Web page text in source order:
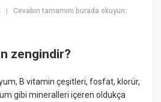
|Cevabın tamamını burada okuyun:
zengindir?
B vitamin çeşitleri, fosfat, klorür,
gibi mineralleri içeren oldukça